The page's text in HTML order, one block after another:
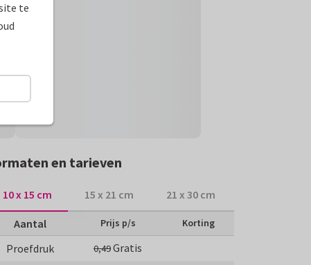
en tarieven
10 x 15 cm 15 x 21 cm 21 x 30 cm
Aantal Prijs p/s Korting
Proefdruk 0,49Gratis
te